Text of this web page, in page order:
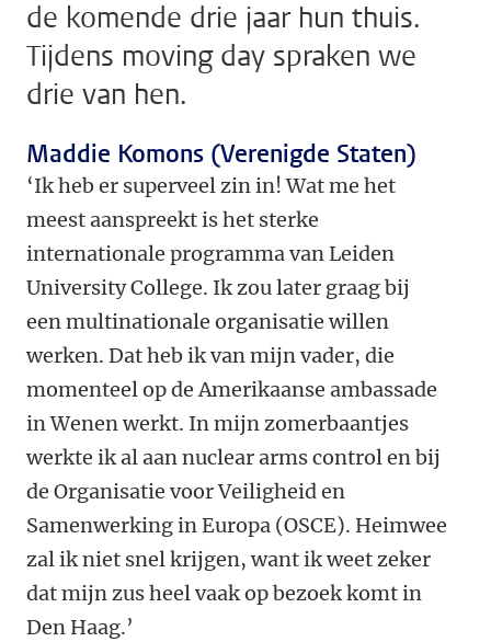
de komende drie jaar hun thuis.
Tijdens moving day spraken we
drie van hen.
Maddie Komons (Verenigde Staten)
‘Ik heb er superveel zin in! Wat me het
meest aanspreekt is het sterke
internationale programma van Leiden
University College. Ik zou later graag bij
een multinationale organisatie willen
werken. Dat heb ik van mijn vader, die
momenteel op de Amerikaanse ambassade
in Wenen werkt. In mijn zomerbaantjes
werkte ik al aan nuclear arms control en bij
de Organisatie voor Veiligheid en
Samenwerking in Europa (OSCE). Heimwee
zal ik niet snel krijgen, want ik weet zeker
dat mijn zus heel vaak op bezoek komt in
Den Haag.’